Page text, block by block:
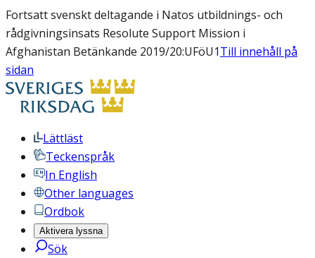
Fortsatt svenskt deltagande i Natos utbildnings- och
rådgivningsinsats Resolute Support Mission i
Afghanistan Betänkande 2019/20:UFöU1Till innehåll på
sidan
Lättläst
Teckenspråk
In English
Other languages
Ordbok
Aktivera lyssna
Sök